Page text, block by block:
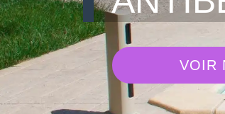
VOIR